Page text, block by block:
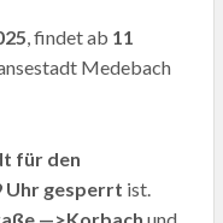
, findet ab 11
Medebach
für den
Uhr gesperrt ist.
—>Korbach und